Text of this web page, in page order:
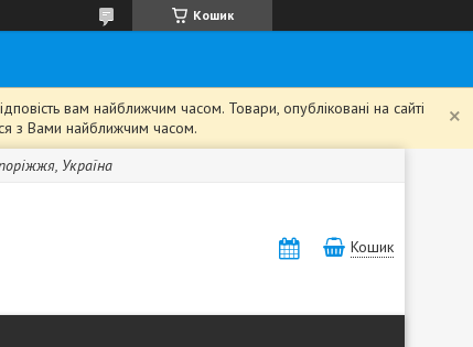
Кошик
вам найближчим часом. Товари, опубліковані на сайті
з Вами найближчим часом.
Україна
Кошик